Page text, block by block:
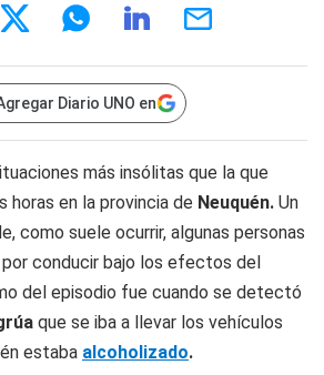
Diario UNO en
más insólitas que la que
horas en la provincia de Neuquén. Un
como suele ocurrir, algunas personas
conducir bajo los efectos del
del episodio fue cuando se detectó
que se iba a llevar los vehículos
estaba alcoholizado.